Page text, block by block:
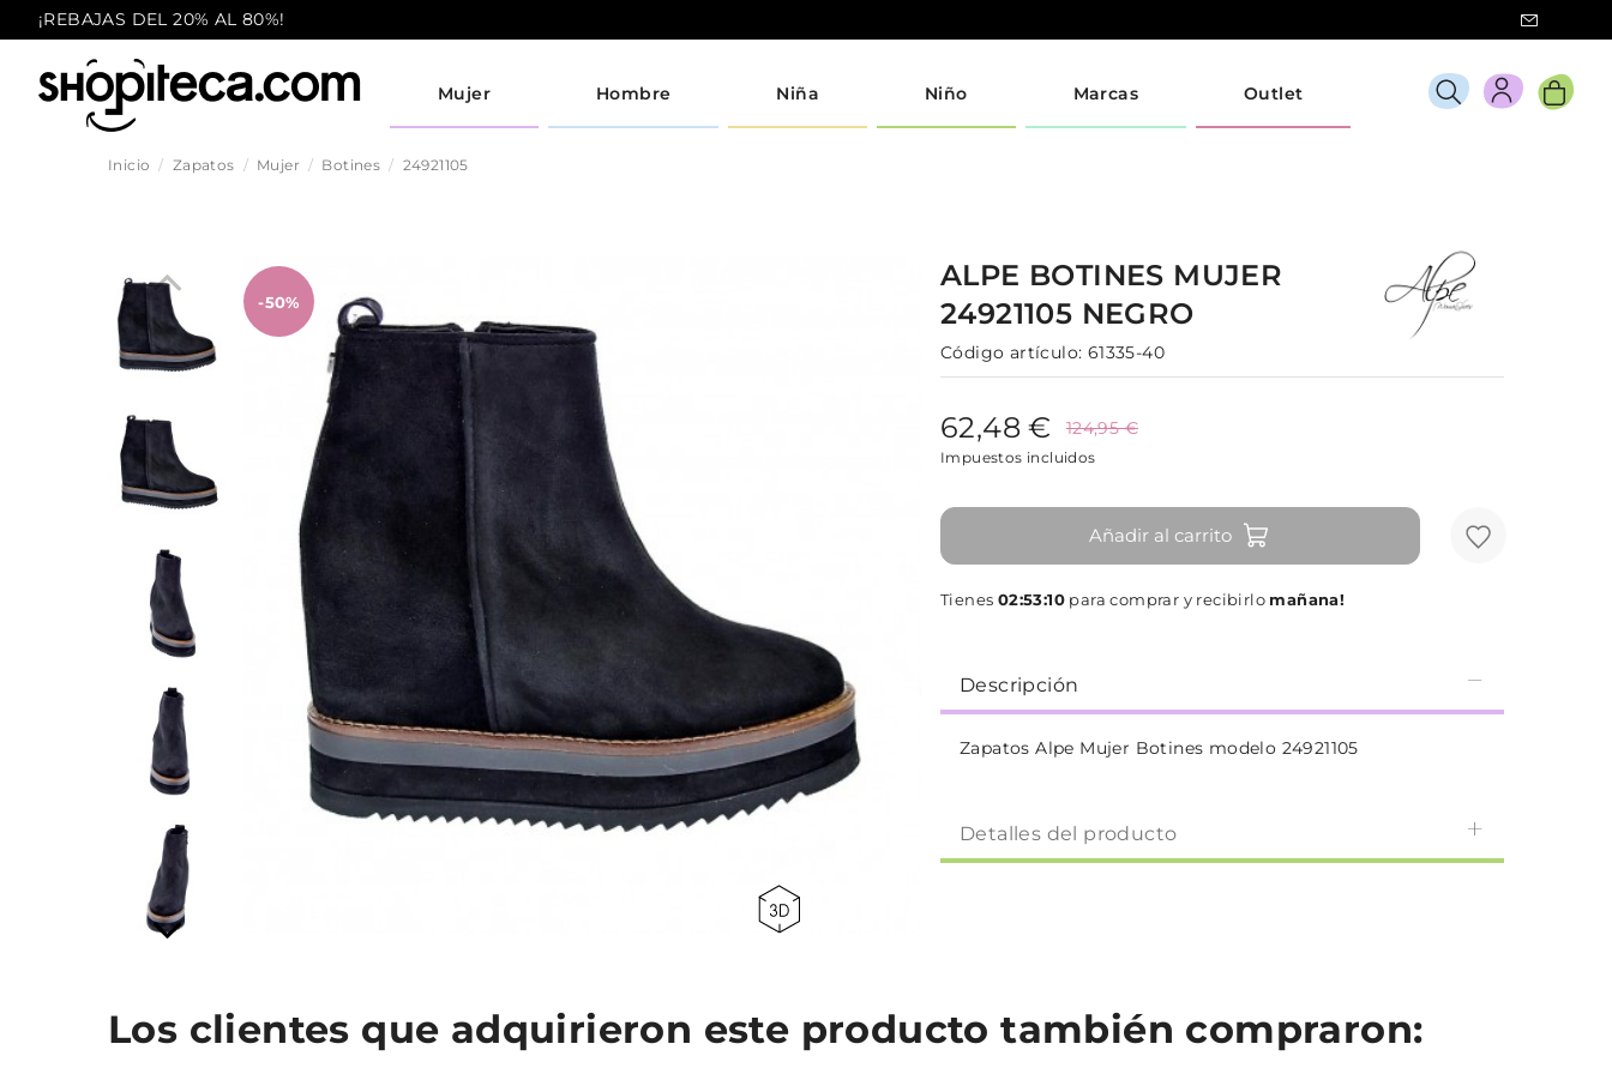
¡REBAJAS DEL 20% AL 80%!
Mujer Hombre Niña Niño Marcas Outlet
Inicio Zapatos Mujer Botines 24921105
-50%
ALPE BOTINES MUJER
24921105 NEGRO
Código artículo: 61335-40
62,48 € 124,95 €
Impuestos incluidos
Añadir al carrito
Tienes 02:53:09 para comprar y recibirlomañana!
Descripción
Zapatos Alpe Mujer Botines modelo 24921105
Detalles del producto
Los clientes que adquirieron este producto también compraron: